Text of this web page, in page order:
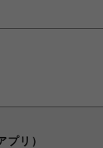
プリ）